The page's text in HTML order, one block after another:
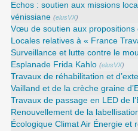
Echos : soutien aux missions
vénissiane (elusVX)
Vœu de soutien aux propositions
Locales relatives à « France
Surveillance et lutte contre le
Esplanade Frida Kahlo (elusVX)
Travaux de réhabilitation et
Vailland et de la crèche graine
Travaux de passage en LED de
Renouvellement de la
Écologique Climat Air Énergie et